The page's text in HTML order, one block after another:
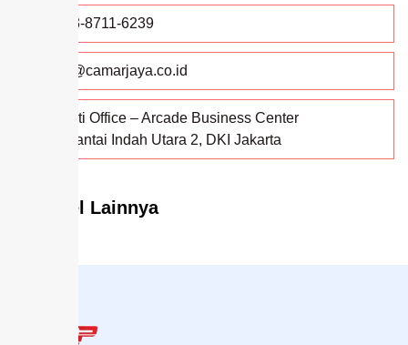
0813-8711-6239
info@camarjaya.co.id
Infiniti Office – Arcade Business Center
Jl. Pantai Indah Utara 2, DKI Jakarta
Artikel Lainnya